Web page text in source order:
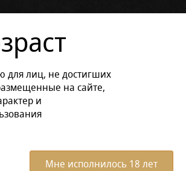
лиц, не достигших
на сайте,
и
Мне исполнилось 18 лет